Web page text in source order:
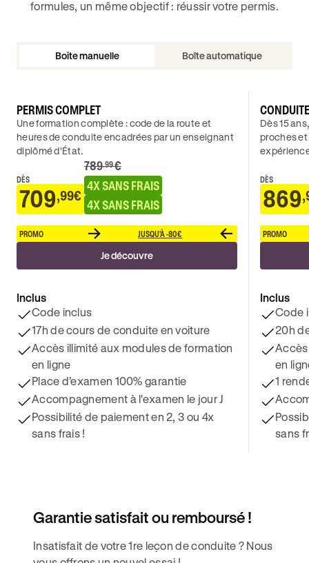
formules, un même objectif : réussir votre permis.
Boite manuelle Boîte automatique
PERMIS COMPLET
Une formation complète : code de la route et
heures de conduite encadrées par un enseignant
diplômé d’État.
DÈS
709,99€
789 .99€
4X SANS FRAIS
4X SANS FRAIS
PROMO JUSQU'À -80€
Je découvre
Inclus
Code inclus
17h de cours de conduite en voiture
Accès illimité aux modules de formation
en ligne
Place d’examen 100% garantie
Accompagnement à l'examen le jour J
Possibilité de paiement en 2, 3 ou 4x
sans frais !
Dès 15
proches
DÈS
869
PROMO
Inclus
Code
20h
en
1
sans
Garantie satisfait ou remboursé !
Insatisfait de votre 1re leçon de conduite ? Nous